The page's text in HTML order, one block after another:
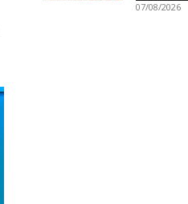
07/08/2026